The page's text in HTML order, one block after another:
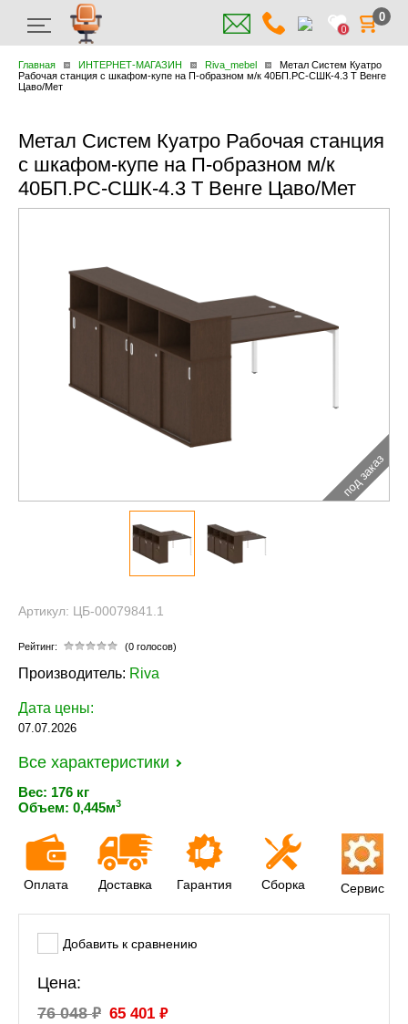
0
0
Главная ИНТЕРНЕТ-МАГАЗИН Riva_mebel
Метал Систем Куатро
Рабочая станция с шкафом-купе на П-образном м/к 40БП.РС-СШК-4.3 Т Венге
Цаво/Мет
Метал Систем Куатро Рабочая станция
с шкафом-купе на П-образном м/к
40БП.РС-СШК-4.3 Т Венге Цаво/Мет
под заказ
Артикул: ЦБ-00079841.1
Рейтинг: (0 голосов)
Производитель: Riva
Дата цены:
07.07.2026
Все характеристики
Вес: 176 кг
Объем: 0,445м3
Оплата Доставка Гарантия Сборка Сервис
Добавить к сравнению
Цена:
76 048₽ 65 401 ₽